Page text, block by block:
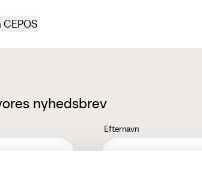
CEPOS
nyhedsbrev
Efternavn